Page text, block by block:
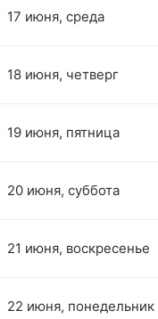
17 июня, среда
18 июня, четверг
19 июня, пятница
20 июня, суббота
21 июня, воскресенье
22 июня, понедельник